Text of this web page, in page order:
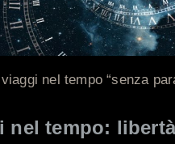
nel tempo “senza
nel tempo: